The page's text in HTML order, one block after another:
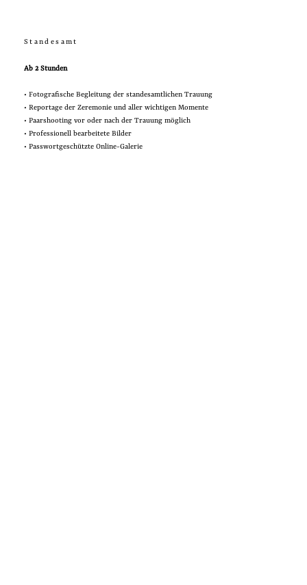
Ab 2 Stunden
• Fotografische Begleitung der standesamtlichen Trauung
• Reportage der Zeremonie und aller wichtigen Momente
• Paarshooting vor oder nach der Trauung möglich
• Professionell bearbeitete Bilder
• Passwortgeschützte Online-Galerie
Standesamt